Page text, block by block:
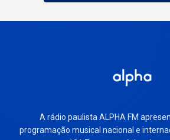
A rádio paulista ALPHA FM
programação musical nacional e